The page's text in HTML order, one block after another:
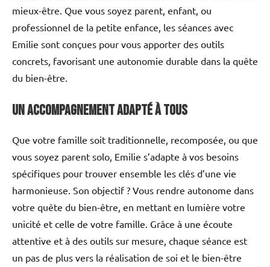
mieux-être. Que vous soyez parent, enfant, ou
professionnel de la petite enfance, les séances avec
Emilie sont conçues pour vous apporter des outils
concrets, favorisant une autonomie durable dans la quête
du bien-être.
Un accompagnement adapté à tous
Que votre famille soit traditionnelle, recomposée, ou que
vous soyez parent solo, Emilie s’adapte à vos besoins
spécifiques pour trouver ensemble les clés d’une vie
harmonieuse. Son objectif ? Vous rendre autonome dans
votre quête du bien-être, en mettant en lumière votre
unicité et celle de votre famille. Grâce à une écoute
attentive et à des outils sur mesure, chaque séance est
un pas de plus vers la réalisation de soi et le bien-être